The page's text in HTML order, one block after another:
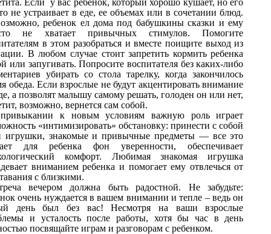
не устраивает в еде, ее объемах или в сочетании блюд.
ребенок ел дома под бабушкины сказки и ему
не хватает привычных стимулов. Помогите
в этом разобраться и вместе поищите выход из
В любом случае стоит запретить кормить ребенка
или запугивать. Попросите воспитателя без каких-либо
убирать со стола тарелку, когда закончилось
обеда. Если взрослые не будут акцентировать внимание
а позволят малышу самому решать, голоден он или нет,
возможно, вернется сам собой.
к новым условиям важную роль играет
«интимизировать» обстановку: принести с собой
игрушки, знакомые и привычные предметы — все это
для ребенка фон уверенности, обеспечивает
комфорт. Любимая знакомая игрушка
вниманием ребенка и помогает ему отвлечься от
с близкими.
вечером должна быть радостной. Не забудьте:
очень нуждается в вашем внимании и тепле – ведь он
день был без вас! Несмотря на ваши взрослые
и усталость после работы, хотя бы час в день
посвящайте играм и разговорам с ребенком.